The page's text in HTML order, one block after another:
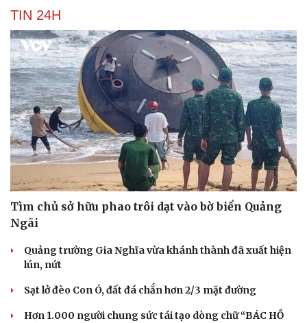
Tư vấn
Săn Tour
check-in
Podcast
Câu chuyện thời sự
Đọc truyện đêm khuya
Hạt giống tâm hồn
TIN 24H
Tìm chủ sở hữu phao trôi dạt vào bờ biển Quảng
Ngãi
Quảng trường Gia Nghĩa vừa khánh thành đã xuất hiện
lún, nứt
Sạt lở đèo Con Ó, đất đá chắn hơn 2/3 mặt đường
Hơn 1.000 người chung sức tái tạo dòng chữ “BÁC HỒ